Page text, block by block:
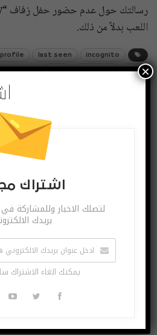
اللعب بدلاً من ذلك.
incognito
last seen
profile
tips
whatsapp اسرار
اشتراك
لتصلك الاخبار وللمشاركة
بريدك
يمكنك الغاء الاشتراك
×